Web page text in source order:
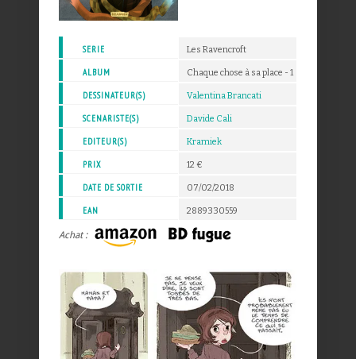
SERIE Les Ravencroft
ALBUM Chaque chose à sa place - 1
DESSINATEUR(S) Valentina Brancati
SCENARISTE(S) Davide Cali
EDITEUR(S) Kramiek
PRIX 12 €
DATE DE SORTIE 07/02/2018
EAN 2889330559
Achat :